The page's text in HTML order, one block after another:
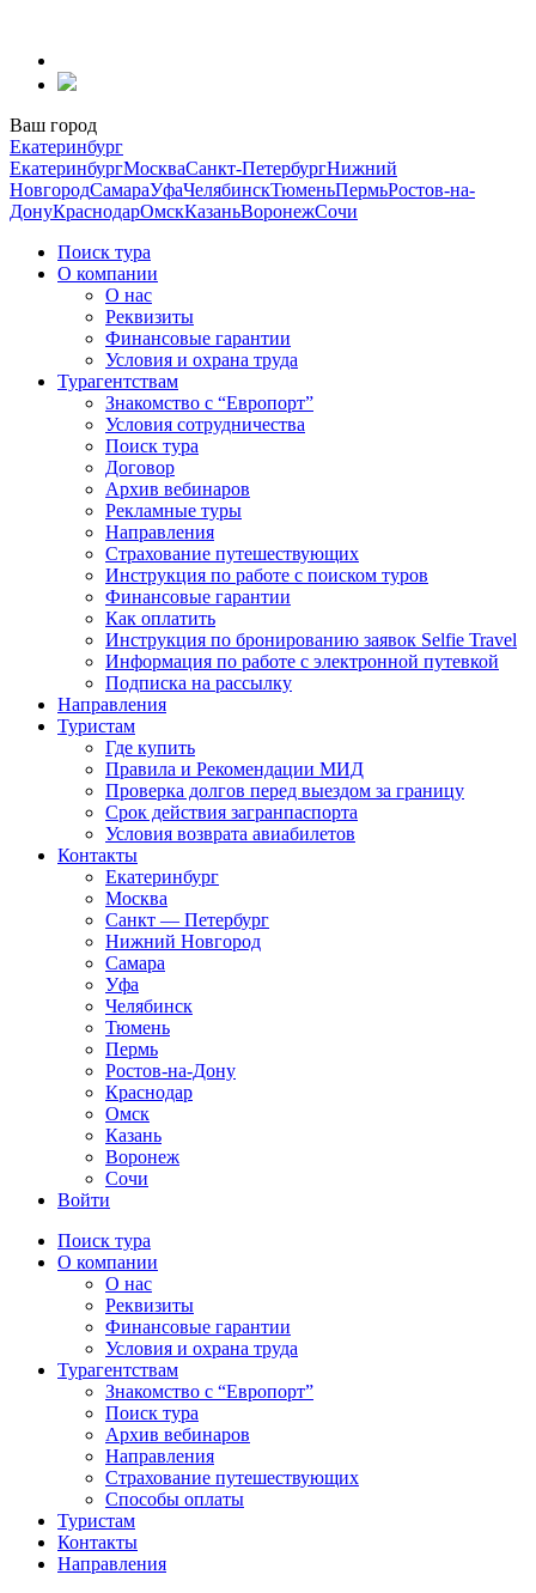
содержанию
Ваш город
Екатеринбург
ЕкатеринбургМоскваСанкт-ПетербургНижний
НовгородСамараУфаЧелябинскТюменьПермьРостов-на-
ДонуКраснодарОмскКазаньВоронежСочи
Поиск тура
О компании
О нас
Реквизиты
Финансовые гарантии
Условия и охрана труда
Турагентствам
Знакомство с “Европорт”
Условия сотрудничества
Поиск тура
Договор
Архив вебинаров
Рекламные туры
Направления
Страхование путешествующих
Инструкция по работе с поиском туров
Финансовые гарантии
Как оплатить
Инструкция по бронированию заявок Selfie Travel
Информация по работе с электронной путевкой
Подписка на рассылку
Направления
Туристам
Где купить
Правила и Рекомендации МИД
Проверка долгов перед выездом за границу
Срок действия загранпаспорта
Условия возврата авиабилетов
Контакты
Екатеринбург
Москва
Санкт — Петербург
Нижний Новгород
Самара
Уфа
Челябинск
Тюмень
Пермь
Ростов-на-Дону
Краснодар
Омск
Казань
Воронеж
Сочи
Войти
Поиск тура
О компании
О нас
Реквизиты
Финансовые гарантии
Условия и охрана труда
Турагентствам
Знакомство с “Европорт”
Поиск тура
Архив вебинаров
Направления
Страхование путешествующих
Способы оплаты
Туристам
Контакты
Направления